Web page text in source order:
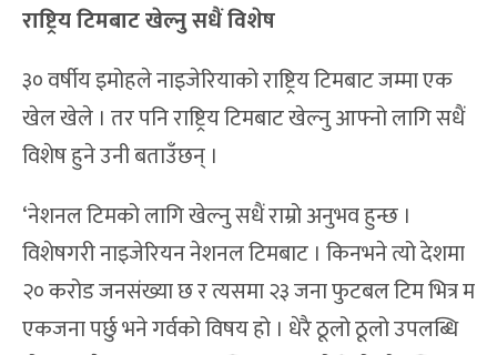
राष्ट्रिय टिमबाट खेल्नु सधैं विशेष
३० वर्षीय इमोहले नाइजेरियाको राष्ट्रिय टिमबाट जम्मा एक
खेल खेले । तर पनि राष्ट्रिय टिमबाट खेल्नु आफ्नो लागि सधैं
विशेष हुने उनी बताउँछन् ।
‘नेशनल टिमको लागि खेल्नु सधैं राम्रो अनुभव हुन्छ ।
विशेषगरी नाइजेरियन नेशनल टिमबाट । किनभने त्यो देशमा
२० करोड जनसंख्या छ र त्यसमा २३ जना फुटबल टिम भित्र म
एकजना पर्छु भने गर्वको विषय हो । धेरै ठूलो ठूलो उपलब्धि